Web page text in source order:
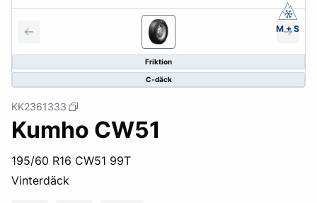
Friktion
C-däck
M + S
KK2361333
Kumho CW51
195/60 R16 CW51 99T
Vinterdäck